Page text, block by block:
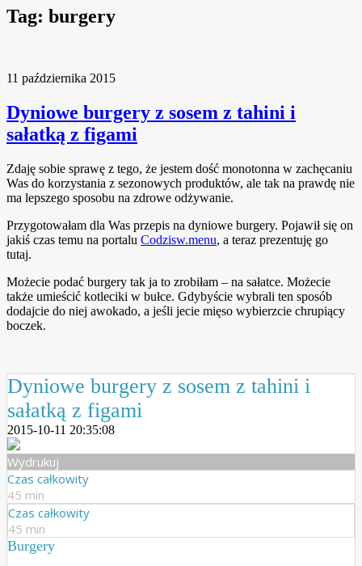
Tag: burgery
11 października 2015
Dyniowe burgery z sosem z tahini i
sałatką z figami
Zdaję sobie sprawę z tego, że jestem dość monotonna w zachęcaniu
Was do korzystania z sezonowych produktów, ale tak na prawdę nie
ma lepszego sposobu na zdrowe odżywanie.
Przygotowałam dla Was przepis na dyniowe burgery. Pojawił się on
jakiś czas temu na portalu Codzisw.menu, a teraz prezentuję go
tutaj.
Możecie podać burgery tak ja to zrobiłam – na sałatce. Możecie
także umieścić kotleciki w bułce. Gdybyście wybrali ten sposób
dodajcie do niej awokado, a jeśli jecie mięso wybierzcie chrupiący
boczek.
Dyniowe burgery z sosem z tahini i
sałatką z figami
2015-10-11 20:35:08
Wydrukuj
Czas całkowity
45 min
Czas całkowity
45 min
Burgery